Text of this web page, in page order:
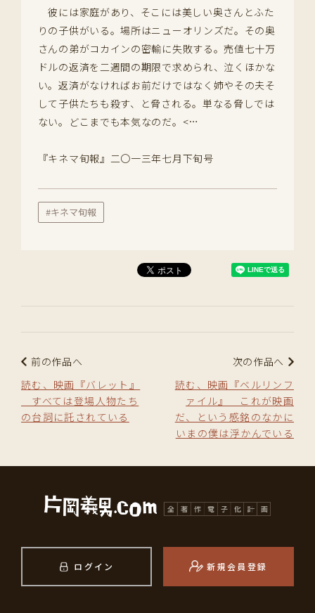
彼には家庭があり、そこには美しい奥さんとふた
りの子供がいる。場所はニューオリンズだ。その奥
さんの弟がコカインの密輸に失敗する。売値七十万
ドルの返済を二週間の期限で求められ、泣くほかな
い。返済がなければお前だけではなく姉やその夫そ
して子供たちも殺す、と脅される。単なる脅しでは
ない。どこまでも本気なのだ。<…
『キネマ旬報』二〇一三年七月下旬号
#キネマ旬報
前の作品へ
読む、映画『バレット』
すべては登場人物たち
の台詞に託されている
次の作品へ
読む、映画『ベルリンフ
ァイル』 これが映画
だ、という感銘のなかに
いまの僕は浮かんでいる
ログイン 新規会員登録